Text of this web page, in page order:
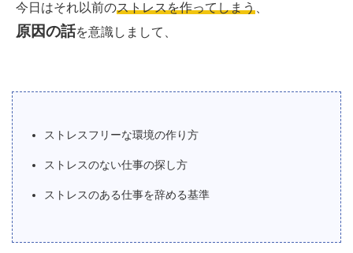
今日はそれ以前のストレスを作ってしまう
原因の話を意識しまして、
ストレスフリーな環境の作り方
ストレスのない仕事の探し方
ストレスのある仕事を辞める基準